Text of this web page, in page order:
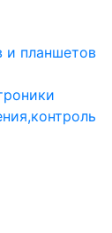
и планшетов